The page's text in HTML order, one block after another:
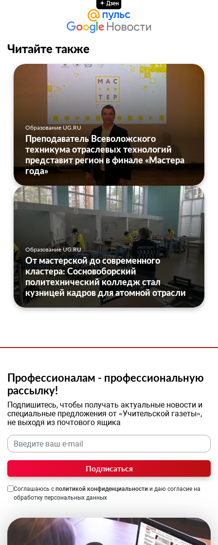
Читайте также
Образование UG.RU
Преподаватель Всеволожского
техникума отраслевых технологий
представит регион в финале «Мастера
года»
Образование UG.RU
От мастерской до современного
кластера: Сосновоборский
политехнический колледж стал
кузницей кадров для атомной отрасли
Профессионалам - профессиональную
рассылку!
Подпишитесь, чтобы получать актуальные новости и
специальные предложения от «Учительской газеты»,
не выходя из почтового ящика
Подписаться
Соглашаюсь с политикой конфиденциальности и даю согласие на
обработку персональных данных